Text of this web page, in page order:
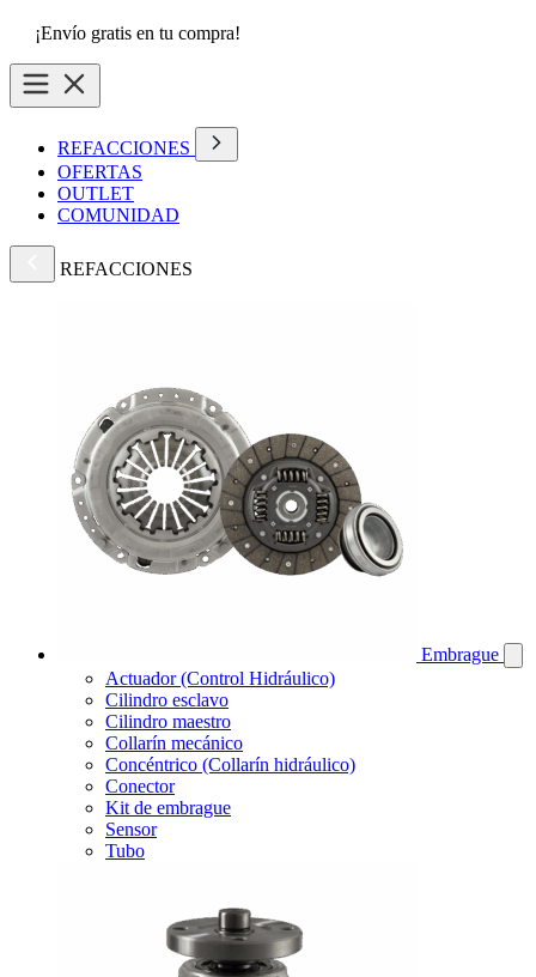
¡Envío gratis en tu compra!
REFACCIONES
OFERTAS
OUTLET
COMUNIDAD
REFACCIONES
Embrague
Actuador (Control Hidráulico)
Cilindro esclavo
Cilindro maestro
Collarín mecánico
Concéntrico (Collarín hidráulico)
Conector
Kit de embrague
Sensor
Tubo